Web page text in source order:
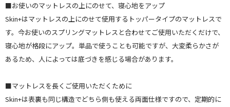
■お使いのマットレスの上にのせて、寝心地をアップ
Skin+はマットレスの上にのせて使用するトッパータイプのマットレスで
す。今お使いのスプリングマットレスと合わせてご使用いただくだけで、
寝心地が格段にアップ。単品で使うことも可能ですが、大変柔らかさが
あるため、人によっては底づきを感じる場合があります。
■マットレスを長くご使用いただくために
Skin+は表裏も同じ構造でどちら側も使える両面仕様ですので、定期的に